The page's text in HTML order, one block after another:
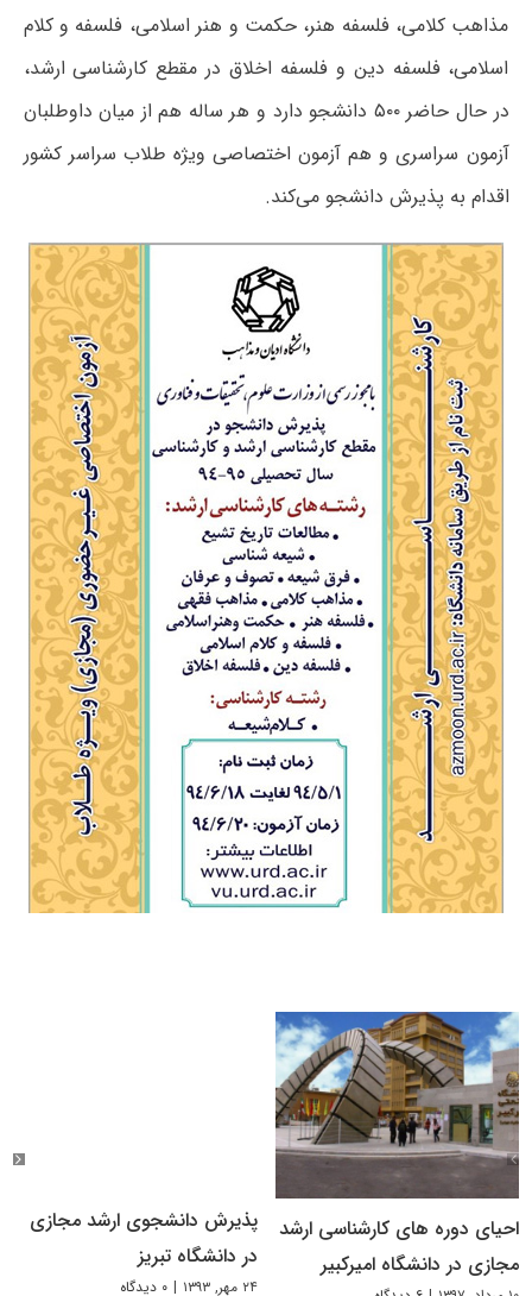
مذاهب کلامی، فلسفه هنر، حکمت و هنر اسلامی، فلسفه و کلام
اسلامی، فلسفه دین و فلسفه اخلاق در مقطع کارشناسی ارشد،
در حال حاضر ۵۰۰ دانشجو دارد و هر ساله هم از میان داوطلبان
آزمون سراسری و هم آزمون اختصاصی ویژه طلاب سراسر کشور
اقدام به پذیرش دانشجو می‌کند.
احیای دوره های کارشناسی ارشد
مجازی در دانشگاه امیرکبیر
پذیرش دانشجوی ارشد مجازی
در دانشگاه تبریز
۲۴ مهر, ۱۳۹۳ | ۰ دیدگاه